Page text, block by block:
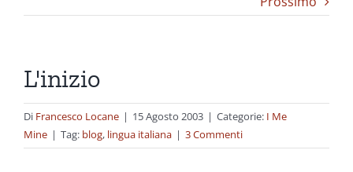
L'inizio
Di Francesco Locane | 15 Agosto 2003 | Categorie: I Me
Mine | Tag: blog, lingua italiana | 3 Commenti